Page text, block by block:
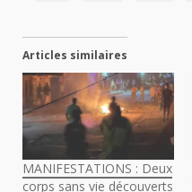
Articles similaires
MANIFESTATIONS : Deux
corps sans vie découverts